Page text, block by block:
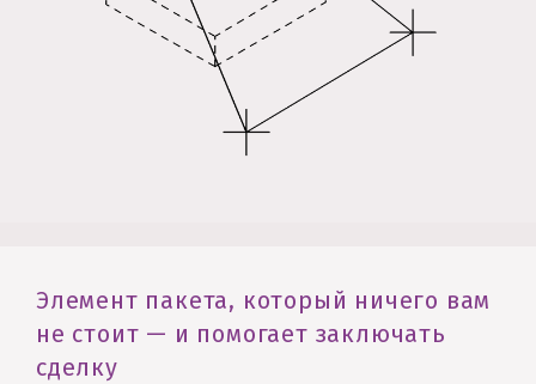
Элемент пакета, который ничего вам
не стоит — и помогает заключать
сделку